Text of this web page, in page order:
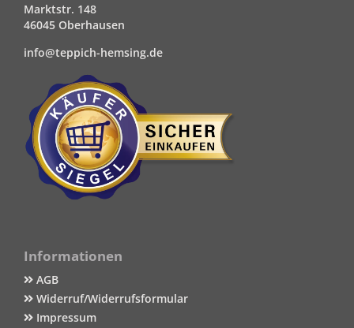
Marktstr. 148
46045 Oberhausen
info@teppich-hemsing.de
Informationen
AGB
Widerruf/Widerrufsformular
Impressum